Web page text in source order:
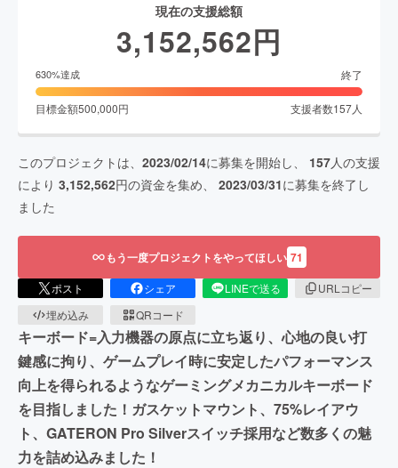
現在の支援総額
3,152,562円
630%達成 終了
目標金額500,000円 支援者数157人
このプロジェクトは、 2023/02/14に募集を開始し、 157人の支援
により 3,152,562円の資金を集め、 2023/03/31に募集を終了し
ました
もう一度プロジェクトをやってほしい 71
ポスト シェア LINEで送る
URLコピー
埋め込み
QRコード
キーボード=入力機器の原点に立ち返り、心地の良い打
鍵感に拘り、ゲームプレイ時に安定したパフォーマンス
向上を得られるようなゲーミングメカニカルキーボード
を目指しました！ガスケットマウント、75%レイアウ
ト、GATERON Pro Silverスイッチ採用など数多くの魅
力を詰め込みました！